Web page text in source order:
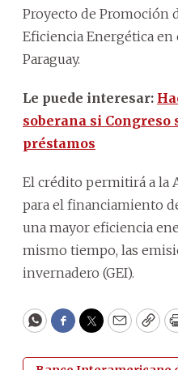
Proyecto de Promoción
Eficiencia Energética
Paraguay.
Le puede interesar:
soberana si Congreso
préstamos
El crédito permitirá a la
para el financiamiento
una mayor eficiencia
mismo tiempo, las
invernadero (GEI).
WhatsApp
Facebook
Twitter
Email